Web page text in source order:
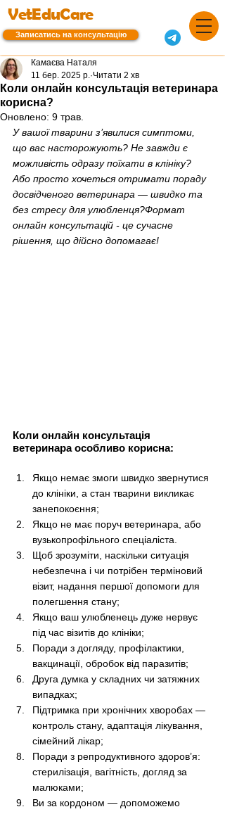
VetEduCare
Записатись на консультацію
Коли онлайн консультація ветеринара
корисна?
Камаєва Наталя
11 бер. 2025 р. Читати 2 хв
Оновлено: 9 трав.
У вашої тварини з’явилися симптоми,
що вас насторожують? Не завжди є
можливість одразу поїхати в клініку?
Або просто хочеться отримати пораду
досвідченого ветеринара — швидко та
без стресу для улюбленця?Формат
онлайн консультацій - це сучасне
рішення, що дійсно допомагає!
Коли онлайн консультація
ветеринара особливо корисна:
Якщо немає змоги швидко звернутися
до клініки, а стан тварини викликає
занепокоєння;
Якщо не має поруч ветеринара, або
вузькопрофільного спеціаліста.
Щоб зрозуміти, наскільки ситуація
небезпечна і чи потрібен терміновий
візит, надання першої допомоги для
полегшення стану;
Якщо ваш улюбленець дуже нервує
під час візитів до клініки;
Поради з догляду, профілактики,
вакцинації, обробок від паразитів;
Друга думка у складних чи затяжних
випадках;
Підтримка при хронічних хворобах —
контроль стану, адаптація лікування,
сімейний лікар;
Поради з репродуктивного здоров’я:
стерилізація, вагітність, догляд за
малюками;
Ви за кордоном — допоможемо